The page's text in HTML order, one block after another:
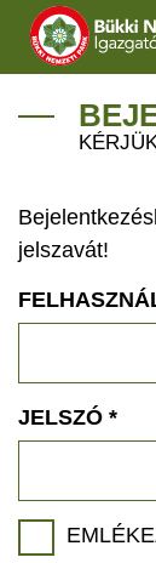
VÍZVÉDELEM
GEOPARKOK
jelszavát!
JELSZÓ *